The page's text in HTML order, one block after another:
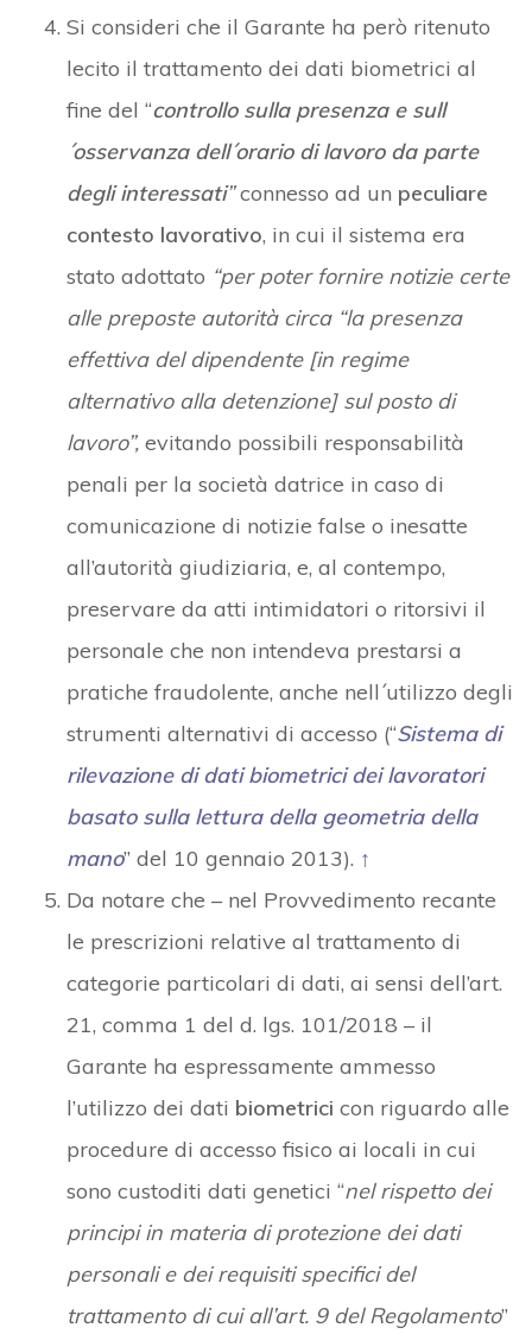
Si consideri che il Garante ha però ritenuto
lecito il trattamento dei dati biometrici al
fine del “controllo sulla presenza e sull
´osservanza dell´orario di lavoro da parte
degli interessati”connesso ad un peculiare
contesto lavorativo, in cui il sistema era
stato adottato “per poter fornire notizie certe
alle preposte autorità circa “la presenza
effettiva del dipendente [in regime
alternativo alla detenzione] sul posto di
lavoro”, evitando possibili responsabilità
penali per la società datrice in caso di
comunicazione di notizie false o inesatte
all’autorità giudiziaria, e, al contempo,
preservare da atti intimidatori o ritorsivi il
personale che non intendeva prestarsi a
pratiche fraudolente, anche nell´utilizzo degli
strumenti alternativi di accesso (“Sistema di
rilevazione di dati biometrici dei lavoratori
basato sulla lettura della geometria della
mano” del 10 gennaio 2013). ↑
Da notare che – nel Provvedimento recante
le prescrizioni relative al trattamento di
categorie particolari di dati, ai sensi dell’art.
21, comma 1 del d. lgs. 101/2018 – il
Garante ha espressamente ammesso
l’utilizzo dei dati biometrici con riguardo alle
procedure di accesso fisico ai locali in cui
sono custoditi dati genetici “nel rispetto dei
principi in materia di protezione dei dati
personali e dei requisiti specifici del
trattamento di cui all’art. 9 del Regolamento”